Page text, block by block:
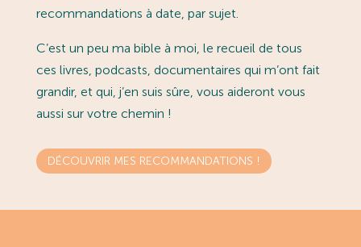
recommandations à date, par sujet.
C’est un peu ma bible à moi, le recueil de tous
ces livres, podcasts, documentaires qui m’ont fait
grandir, et qui, j’en suis sûre, vous aideront vous
aussi sur votre chemin !
DÉCOUVRIR MES RECOMMANDATIONS !